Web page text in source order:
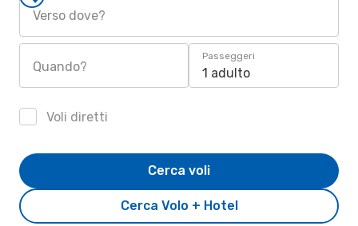
Verso dove?
Quando?
Passeggeri
1 adulto
Voli diretti
Cerca Volo + Hotel
Cerca voli